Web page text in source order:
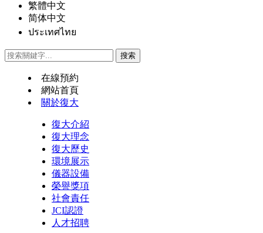
繁體中文
简体中文
ประเทศไทย
在線預約
網站首頁
關於復大
復大介紹
復大理念
復大歷史
環境展示
儀器設備
榮譽獎項
社會責任
JCI認證
人才招聘